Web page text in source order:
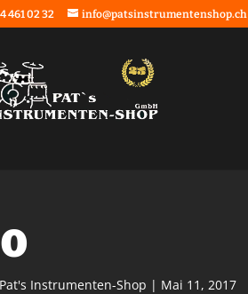
461 02 32 info@patsinstrumentenshop.ch
Pat's Instrumenten-Shop | Mai 11, 2017